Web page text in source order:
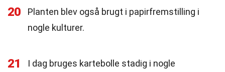
20
Planten blev også brugt i papirfremstilling i
nogle kulturer.
21
I dag bruges kartebolle stadig i nogle